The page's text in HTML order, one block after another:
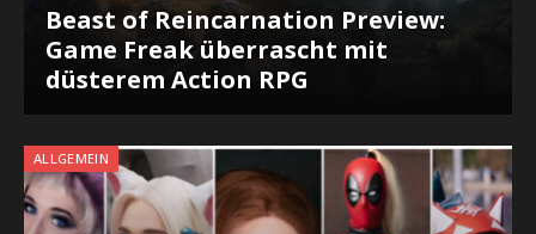
Beast of Reincarnation Preview:
Game Freak überrascht mit
düsterem Action RPG
ALLGEMEIN